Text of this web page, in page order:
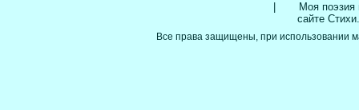
Моя поэзия
сайте
Все права защищены, при использовании